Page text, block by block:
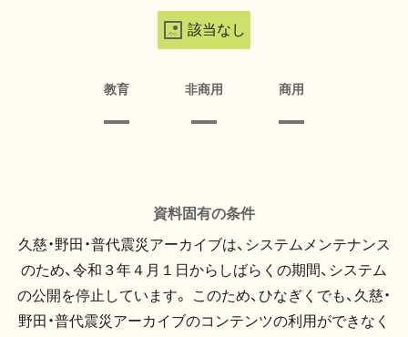
該当なし
教育 非商用 商用
資料固有の条件
久慈・野田・普代震災アーカイブは、システムメンテナンス
のため、令和３年４月１日からしばらくの期間、システム
の公開を停止しています。 このため、ひなぎくでも、久慈・
野田・普代震災アーカイブのコンテンツの利用ができなく